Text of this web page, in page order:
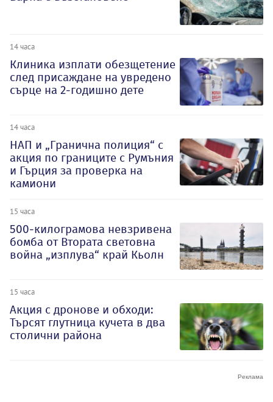
14 часа
Клиника изплати обезщетение
след присаждане на увредено
сърце на 2-годишно дете
14 часа
НАП и „Гранична полиция“ с
акция по границите с Румъния
и Гърция за проверка на
камиони
15 часа
500-килограмова невзривена
бомба от Втората световна
война „изплува“ край Кьолн
15 часа
Акция с дронове и обходи:
Търсят глутница кучета в два
столични района